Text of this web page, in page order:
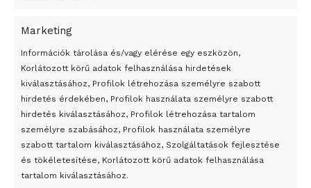
Marketing
Információk tárolása és/vagy elérése egy eszközön,
Korlátozott körű adatok felhasználása hirdetések
kiválasztásához, Profilok létrehozása személyre szabott
hirdetés érdekében, Profilok használata személyre szabott
hirdetés kiválasztásához, Profilok létrehozása tartalom
személyre szabásához, Profilok használata személyre
szabott tartalom kiválasztásához, Szolgáltatások fejlesztése
és tökéletesítése, Korlátozott körű adatok felhasználása
tartalom kiválasztásához.
Átmenetileg szünetelnek az összecsapások Bahmutnál
Egy vagyonért adták el Banksy művét miután elégették.
Az 1950-ben elhunyt alkotók művei szabadon
felhasználhatóvá válnak